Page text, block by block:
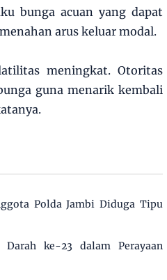
bunga acuan yang dapat
arus keluar modal.
meningkat. Otoritas
guna menarik kembali
Polda Jambi Diduga Tipu
ke-23 dalam Perayaan